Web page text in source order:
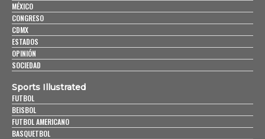
MÉXICO
CONGRESO
CDMX
ESTADOS
OPINIÓN
SOCIEDAD
Sports Illustrated
FUTBOL
BEISBOL
FUTBOL AMERICANO
BASQUETBOL